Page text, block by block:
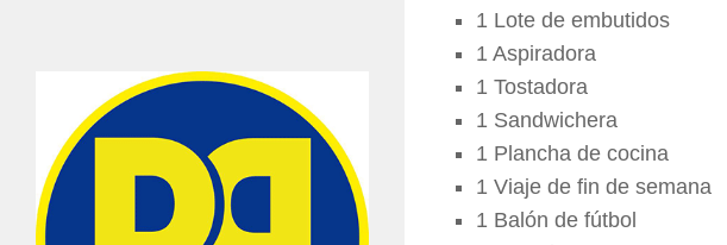
1 Lote de embutidos
1 Aspiradora
1 Tostadora
1 Sandwichera
1 Plancha de cocina
1 Viaje de fin de semana
1 Balón de fútbol